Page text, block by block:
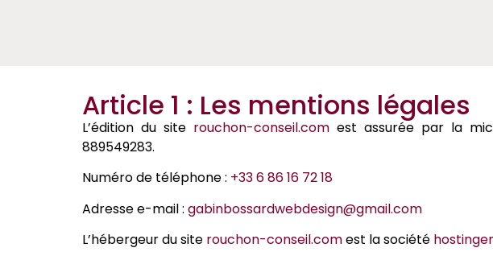
Article 1 : Les mentions légales
L’édition du site rouchon-conseil.comest assurée par la
889549283.
Numéro de téléphone : +33 6 86 16 72 18
Adresse e-mail : gabinbossardwebdesign@gmail.com
L’hébergeur du site rouchon-conseil.comest la société